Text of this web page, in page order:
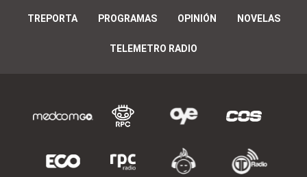
TREPORTA PROGRAMAS OPINIÓN NOVELAS
TELEMETRO RADIO